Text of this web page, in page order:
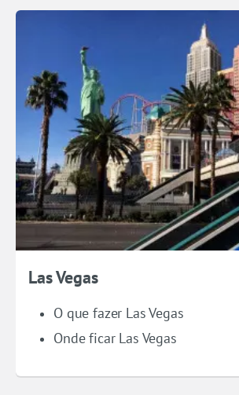
Las Vegas
O que fazer Las Vegas
Onde ficar Las Vegas